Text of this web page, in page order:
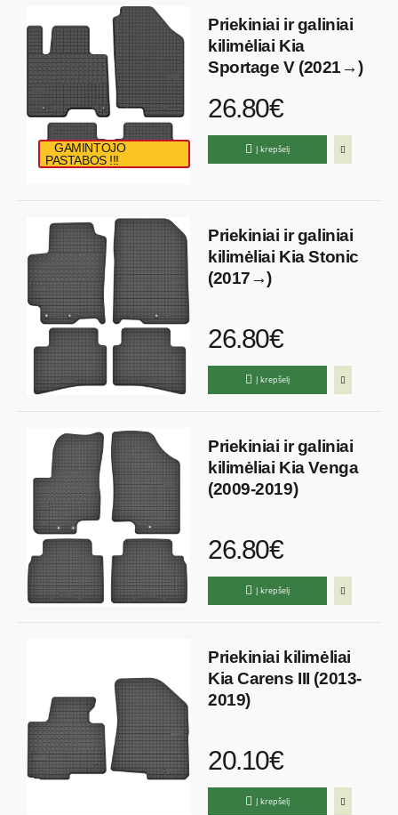
GAMINTOJO
PASTABOS !!!
Priekiniai ir galiniai
kilimėliai Kia
Sportage V (2021→)
26.80€
Į krepšelį
Priekiniai ir galiniai
kilimėliai Kia Stonic
(2017→)
26.80€
Į krepšelį
Priekiniai ir galiniai
kilimėliai Kia Venga
(2009-2019)
26.80€
Į krepšelį
Priekiniai kilimėliai
Kia Carens III (2013-
2019)
20.10€
Į krepšelį